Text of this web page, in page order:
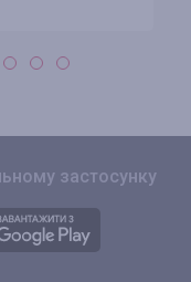
застосунку